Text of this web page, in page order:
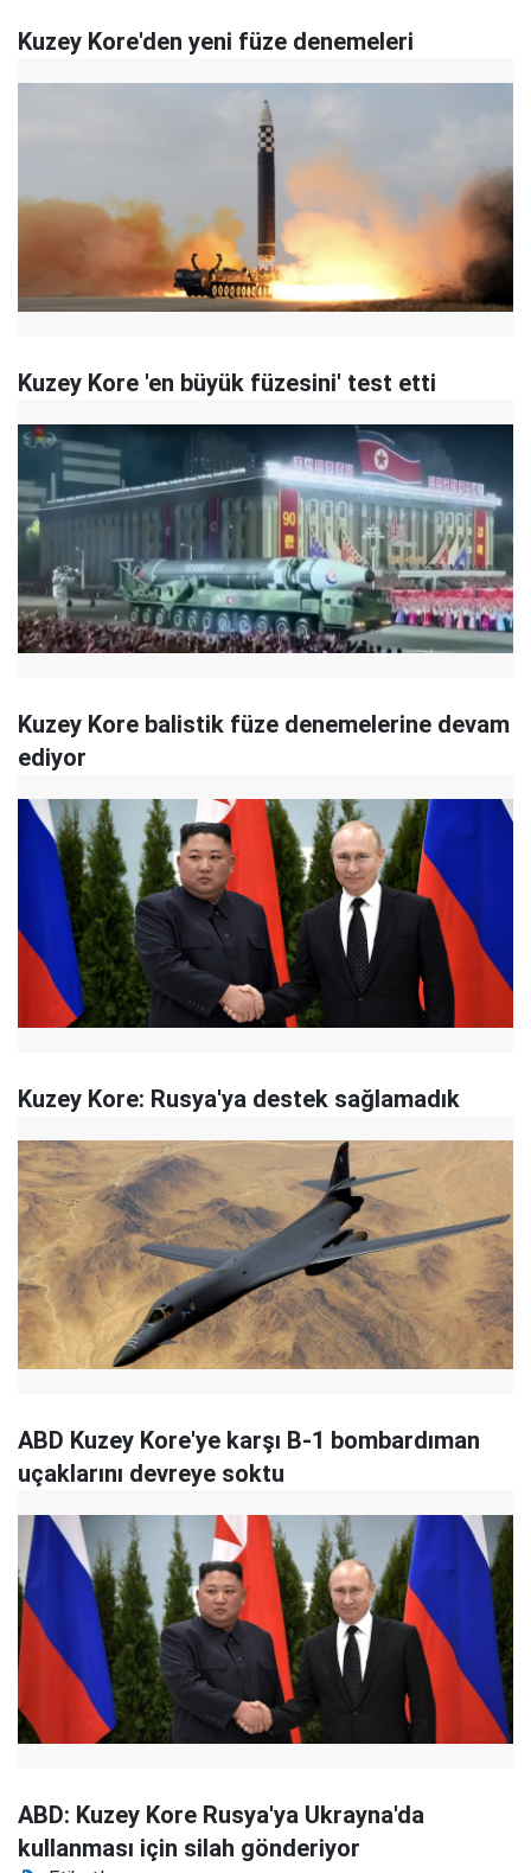
Kuzey Kore'den yeni füze denemeleri
Kuzey Kore 'en büyük füzesini' test etti
Kuzey Kore balistik füze denemelerine devam
ediyor
Kuzey Kore: Rusya'ya destek sağlamadık
ABD Kuzey Kore'ye karşı B-1 bombardıman
uçaklarını devreye soktu
ABD: Kuzey Kore Rusya'ya Ukrayna'da
kullanması için silah gönderiyor